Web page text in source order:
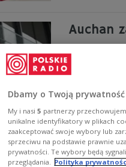
Auchan
Sieć
Dbamy o Twoją prywatność
My i nasi 5 partnerzy
unikalne identyfikatory w plikach
zaakceptować swoje wybory lub
sprzeciwu na podstawie prawnie
prywatności. Te wybory będą
przeglądania. Polityka